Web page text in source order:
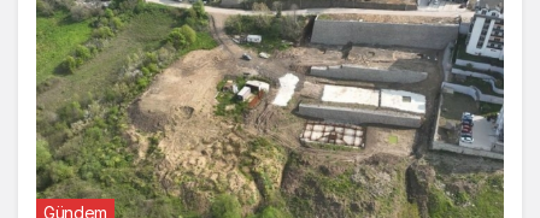
Gündem